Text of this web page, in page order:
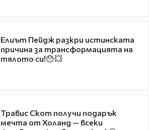
Елиът Пейдж разкри истинската
причина за трансформацията на
тялото си!😯💥
Травис Скот получи подарък
мечта от Холанд — всеки